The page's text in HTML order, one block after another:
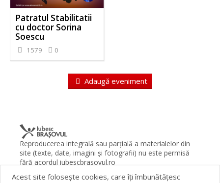
Patratul Stabilitatii
cu doctor Sorina
Soescu
1579 0
Adaugă eveniment
Reproducerea integrală sau parţială a materialelor din
site (texte, date, imagini şi fotografii) nu este permisă
fără acordul iubescbrasovul.ro
Termeni şi condiţii
Contact Despre proiect FAQ
Acest site foloseşte cookies, care îţi îmbunătăţesc